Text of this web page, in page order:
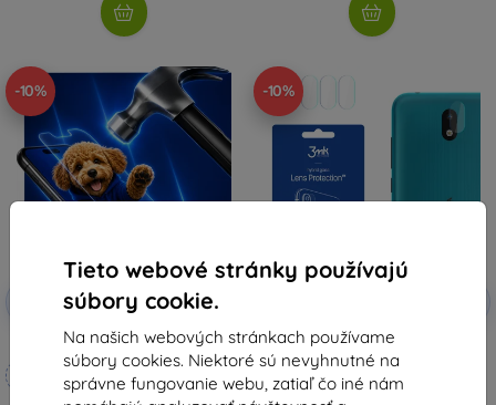
Tieto webové stránky používajú
súbory cookie.
Na našich webových stránkach používame
súbory cookies. Niektoré sú nevyhnutné na
správne fungovanie webu, zatiaľ čo iné nám
-10%
Zľava s
kupónom
EXTRA10
3mk Hammer ochranné sklo
Vyrobené na mieru
-10%
3MK Nokia 1.3 - 3mk ochrana
objektívu
7,90 €